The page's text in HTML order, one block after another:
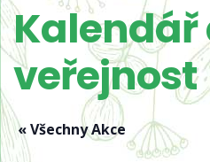
Kalendář
veřejnost
« Všechny Akce